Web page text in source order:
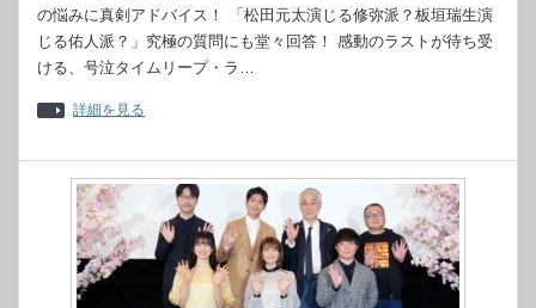
の悩みに真剣アドバイス！ 「松田元太演じる修弥派？板垣瑞生演
じる佑人派？」究極の質問にも堂々回答！ 感動のラストが待ち受
ける、号泣タイムリープ・ラ…
詳細を見る